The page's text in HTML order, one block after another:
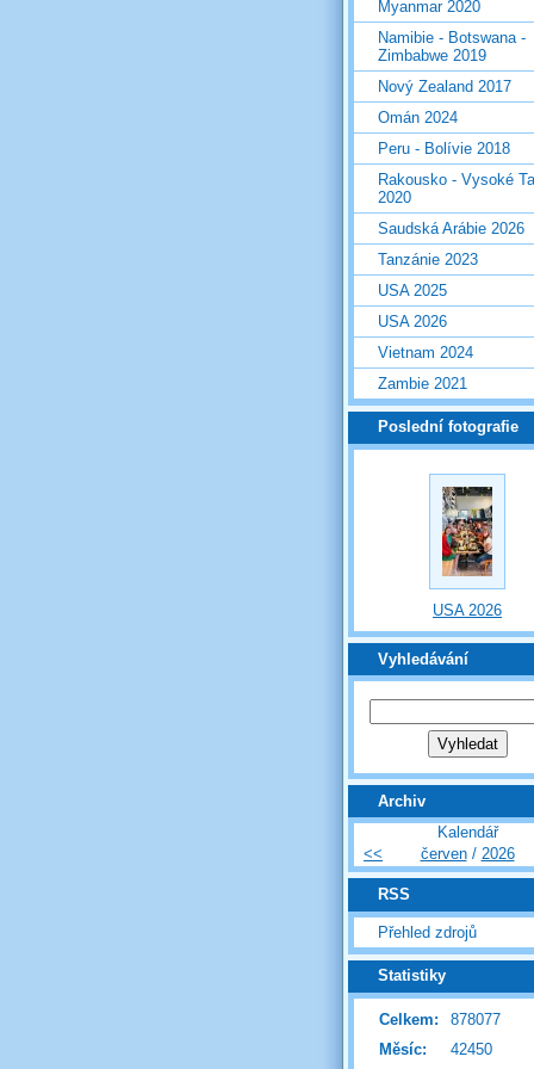
Myanmar 2020
Namibie - Botswana -
Zimbabwe 2019
Nový Zealand 2017
Omán 2024
Peru - Bolívie 2018
Rakousko - Vysoké
2020
Saudská Arábie 2026
Tanzánie 2023
USA 2025
USA 2026
Vietnam 2024
Zambie 2021
Poslední fotografie
USA 2026
Vyhledávání
Archiv
Kalendář
<<
červen/ 2026
RSS
Přehled zdrojů
Statistiky
Celkem:
878077
Měsíc:
42450